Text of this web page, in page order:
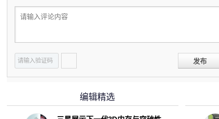
发布
编辑精选